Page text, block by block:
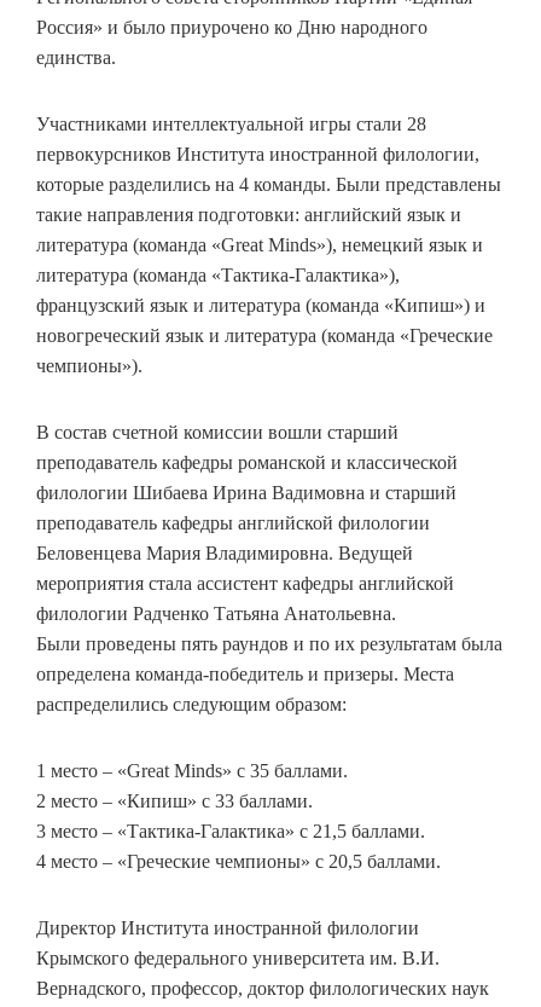
Россия» и было приурочено ко Дню народного
единства.
Участниками интеллектуальной игры стали 28
первокурсников Института иностранной филологии,
которые разделились на 4 команды. Были представлены
такие направления подготовки: английский язык и
литература (команда «Great Minds»), немецкий язык и
литература (команда «Тактика-Галактика»),
французский язык и литература (команда «Кипиш») и
новогреческий язык и литература (команда «Греческие
чемпионы»).
В состав счетной комиссии вошли старший
преподаватель кафедры романской и классической
филологии Шибаева Ирина Вадимовна и старший
преподаватель кафедры английской филологии
Беловенцева Мария Владимировна. Ведущей
мероприятия стала ассистент кафедры английской
филологии Радченко Татьяна Анатольевна.
Были проведены пять раундов и по их результатам была
определена команда-победитель и призеры. Места
распределились следующим образом:
1 место – «Great Minds» с 35 баллами.
2 место – «Кипиш» с 33 баллами.
3 место – «Тактика-Галактика» с 21,5 баллами.
4 место – «Греческие чемпионы» с 20,5 баллами.
Директор Института иностранной филологии
Крымского федерального университета им. В.И.
Вернадского, профессор, доктор филологических наук